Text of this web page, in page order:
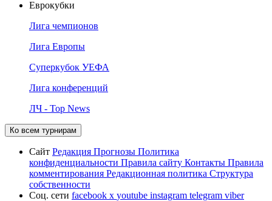
Еврокубки
Лига чемпионов
Лига Европы
Суперкубок УЕФА
Лига конференций
ЛЧ - Top News
Ко всем турнирам
Сайт Редакция Прогнозы Политика
конфиденциальности Правила сайту Контакты Правила
комментирования Редакционная политика Структура
собственности
Соц. сети facebook x youtube instagram telegram viber